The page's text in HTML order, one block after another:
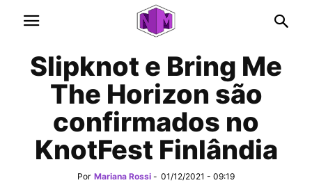
Slipknot e Bring Me
The Horizon são
confirmados no
KnotFest Finlândia
Por Mariana Rossi - 01/12/2021 - 09:19